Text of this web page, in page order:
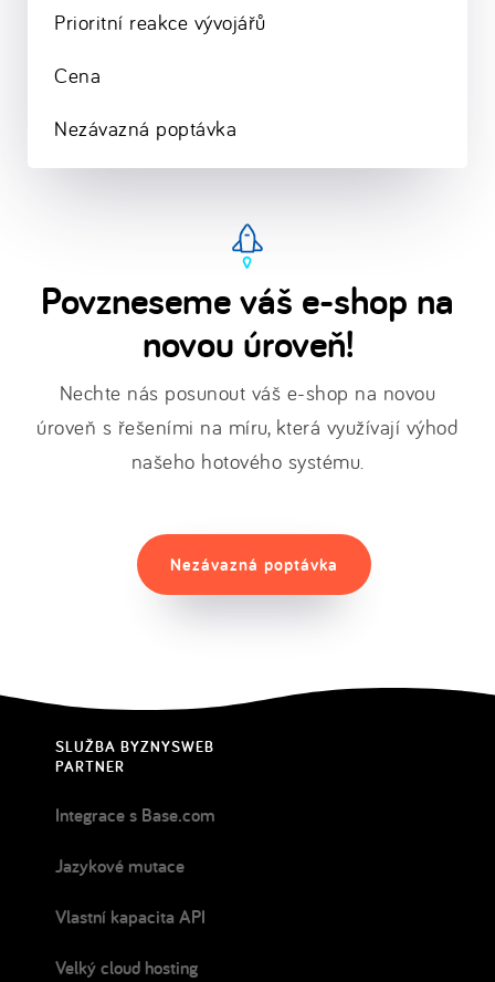
Prioritní reakce vývojářů
Cena
Nezávazná poptávka
Povzneseme váš e-shop na
novou úroveň!
Nechte nás posunout váš e-shop na novou
úroveň s řešeními na míru, která využívají výhod
našeho hotového systému.
Nezávazná poptávka
SLUŽBA BYZNYSWEB
PARTNER
Integrace s Base.com
Jazykové mutace
Vlastní kapacita API
Velký cloud hosting